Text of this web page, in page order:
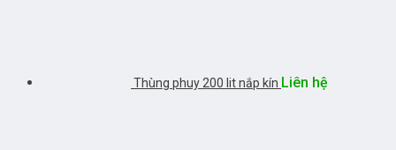
Thùng phuy 200 lit nắp kín Liên hệ